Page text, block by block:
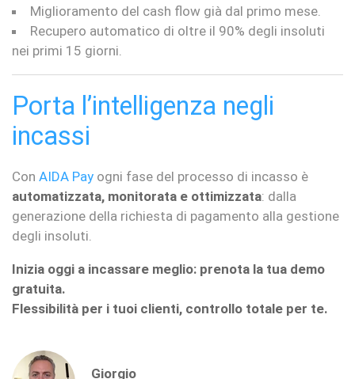
Miglioramento del cash flow già dal primo mese.
Recupero automatico di oltre il 90% degli insoluti
nei primi 15 giorni.
Porta l’intelligenza negli
incassi
Con AIDA Pay ogni fase del processo di incasso è
automatizzata, monitorata e ottimizzata: dalla
generazione della richiesta di pagamento alla gestione
degli insoluti.
Inizia oggi a incassare meglio: prenota la tua demo
gratuita.
Flessibilità per i tuoi clienti, controllo totale per te.
Giorgio